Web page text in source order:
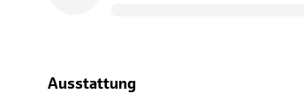
Ausstattung